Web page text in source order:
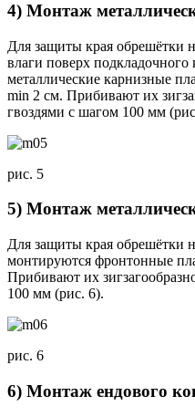
4) Монтаж
Для защиты края обрешётки
влаги поверх подкладочного
металлические карнизные
min 2 см. Прибивают их
гвоздями с шагом 100 мм
рис. 5
5) Монтаж
Для защиты края обрешётки
монтируются фронтонные
Прибивают их
100 мм (рис. 6).
рис. 6
6) Монтаж ендового